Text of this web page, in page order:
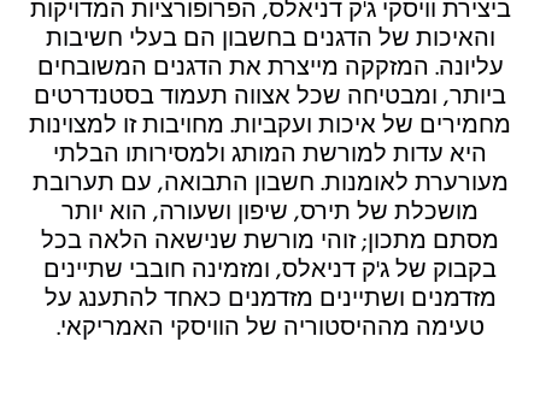
ביצירת וויסקי ג'ק דניאלס, הפרופורציות המדויקות
והאיכות של הדגנים בחשבון הם בעלי חשיבות
עליונה. המזקקה מייצרת את הדגנים המשובחים
ביותר, ומבטיחה שכל אצווה תעמוד בסטנדרטים
מחמירים של איכות ועקביות. מחויבות זו למצוינות
היא עדות למורשת המותג ולמסירותו הבלתי
מעורערת לאומנות. חשבון התבואה, עם תערובת
מושכלת של תירס, שיפון ושעורה, הוא יותר
מסתם מתכון; זוהי מורשת שנישאה הלאה בכל
בקבוק של ג'ק דניאלס, ומזמינה חובבי שתיינים
מזדמנים ושתיינים מזדמנים כאחד להתענג על
טעימה מההיסטוריה של הוויסקי האמריקאי.